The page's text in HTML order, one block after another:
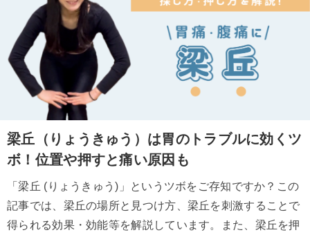
梁丘（りょうきゅう）は胃のトラブルに効くツ
ボ！位置や押すと痛い原因も
「梁丘 (りょうきゅう)」というツボをご存知ですか？この
記事では、梁丘の場所と見つけ方、梁丘を刺激することで
得られる効果・効能等を解説しています。また、梁丘を押